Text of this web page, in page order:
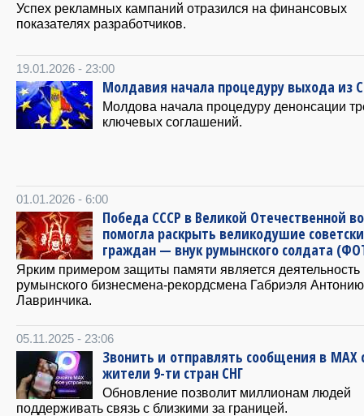
Успех рекламных кампаний отразился на финансовых
показателях разработчиков.
19.01.2026 - 23:00
Молдавия начала процедуру выхода из
Молдова начала процедуру денонсации
ключевых соглашений.
01.01.2026 - 6:00
Победа СССР в Великой Отечественной
помогла раскрыть великодушие
граждан — внук румынского солдата
Ярким примером защиты памяти является деятельность
румынского бизнесмена-рекордсмена Габриэля Антонию
Лавринчика.
05.11.2025 - 23:06
Звонить и отправлять сообщения в МАХ
жители 9-ти стран СНГ
Обновление позволит миллионам людей
поддерживать связь с близкими за границей.